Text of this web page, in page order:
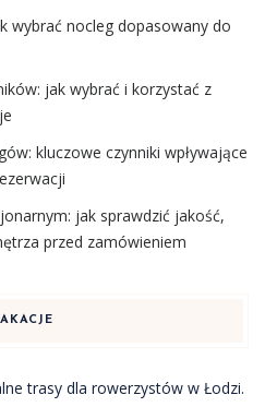
wybrać nocleg dopasowany do
jak wybrać i korzystać z
kluczowe czynniki wpływające
jak sprawdzić jakość,
przed zamówieniem
trasy dla rowerzystów w Łodzi.